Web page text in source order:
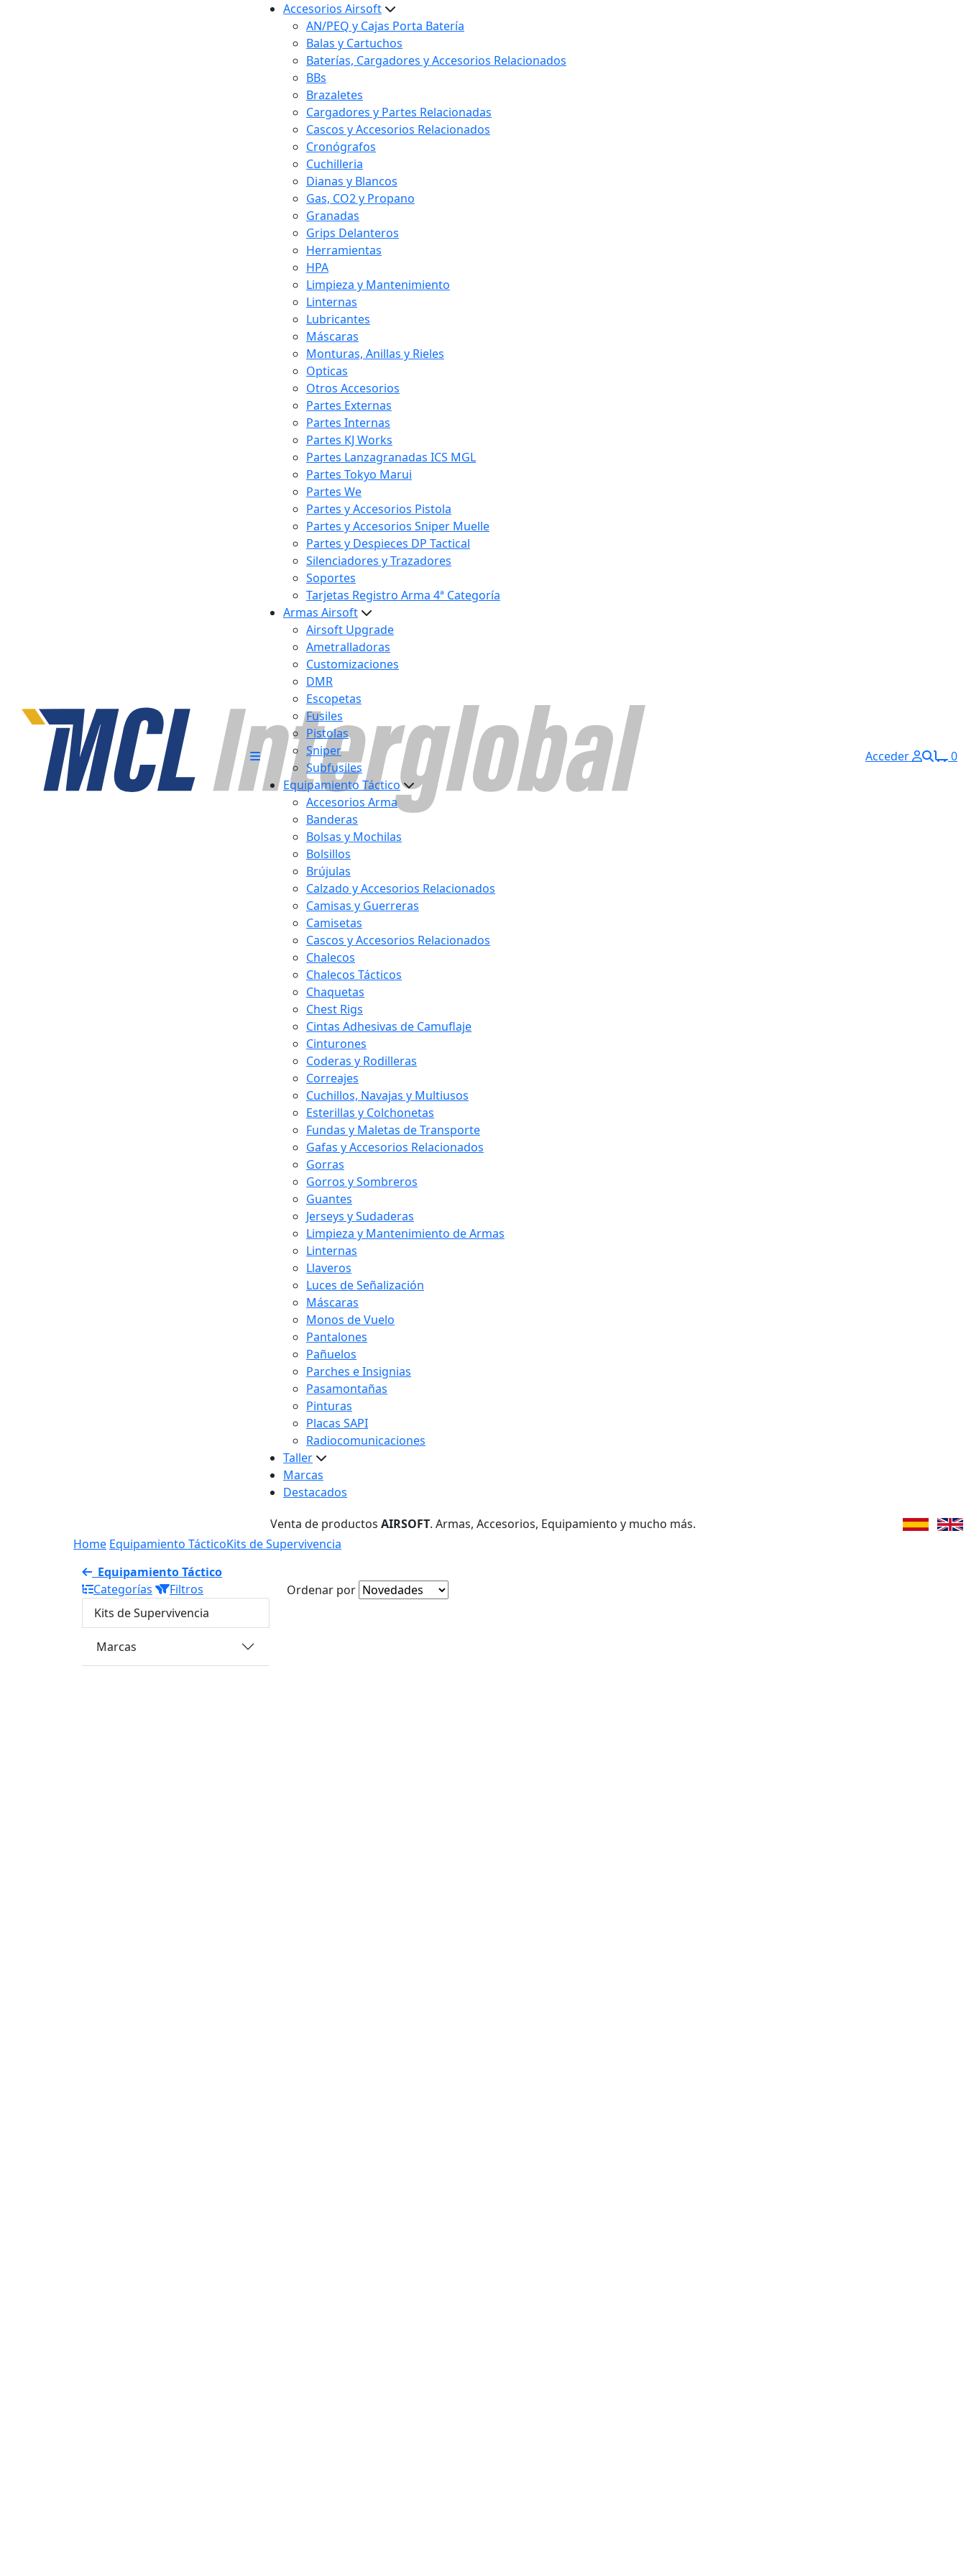
Accesorios Airsoft
AN/PEQ y Cajas Porta Batería
Balas y Cartuchos
Baterías, Cargadores y Accesorios Relacionados
BBs
Brazaletes
Cargadores y Partes Relacionadas
Cascos y Accesorios Relacionados
Cronógrafos
Cuchilleria
Dianas y Blancos
Gas, CO2 y Propano
Granadas
Grips Delanteros
Herramientas
HPA
Limpieza y Mantenimiento
Linternas
Lubricantes
Máscaras
Monturas, Anillas y Rieles
Opticas
Otros Accesorios
Partes Externas
Partes Internas
Partes KJ Works
Partes Lanzagranadas ICS MGL
Partes Tokyo Marui
Partes We
Partes y Accesorios Pistola
Partes y Accesorios Sniper Muelle
Partes y Despieces DP Tactical
Silenciadores y Trazadores
Soportes
Tarjetas Registro Arma 4ª Categoría
Armas Airsoft
Airsoft Upgrade
Ametralladoras
Customizaciones
DMR
Escopetas
Fusiles
Pistolas
Sniper
Subfusiles
Equipamiento Táctico
Accesorios Arma
Banderas
Bolsas y Mochilas
Bolsillos
Brújulas
Calzado y Accesorios Relacionados
Camisas y Guerreras
Camisetas
Cascos y Accesorios Relacionados
Chalecos
Chalecos Tácticos
Chaquetas
Chest Rigs
Cintas Adhesivas de Camuflaje
Cinturones
Coderas y Rodilleras
Correajes
Cuchillos, Navajas y Multiusos
Esterillas y Colchonetas
Fundas y Maletas de Transporte
Gafas y Accesorios Relacionados
Gorras
Gorros y Sombreros
Guantes
Jerseys y Sudaderas
Limpieza y Mantenimiento de Armas
Linternas
Llaveros
Luces de Señalización
Máscaras
Monos de Vuelo
Pantalones
Pañuelos
Parches e Insignias
Pasamontañas
Pinturas
Placas SAPI
Radiocomunicaciones
Taller
Marcas
Destacados
Acceder 0
Venta de productos AIRSOFT. Armas, Accesorios, Equipamiento y mucho más.
Home Equipamiento TácticoKits de Supervivencia
Equipamiento Táctico
Categorías
Filtros
Kits de Supervivencia
Marcas
Ordenar por